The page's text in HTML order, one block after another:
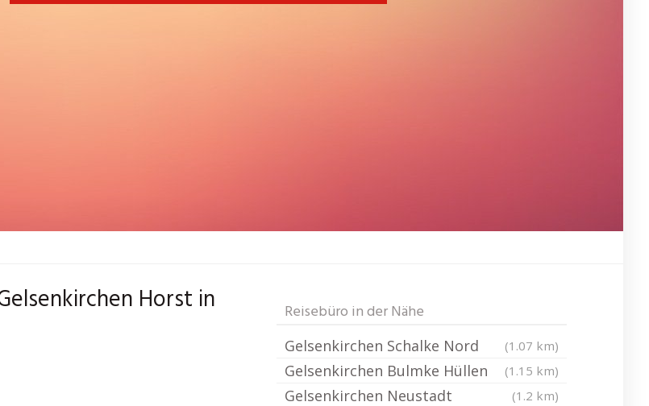
Horst in Reisebüro in der Nähe
Gelsenkirchen Schalke Nord (1.07 km)
Gelsenkirchen Bulmke Hüllen (1.15 km)
Gelsenkirchen Neustadt (1.2 km)